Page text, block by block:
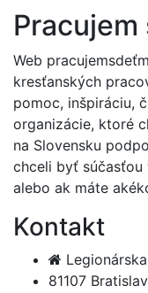
Pracujem
Web
kresťanských
pomoc, inšpiráciu,
organizácie, ktoré
na Slovensku
chceli byť súčasťou
alebo ak máte
Kontakt
81107